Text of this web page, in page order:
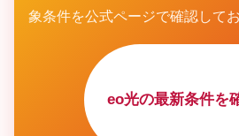
象条件を公式ページで確認して
eo光の最新条件を